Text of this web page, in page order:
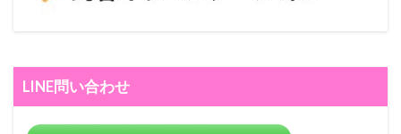
LINE問い合わせ